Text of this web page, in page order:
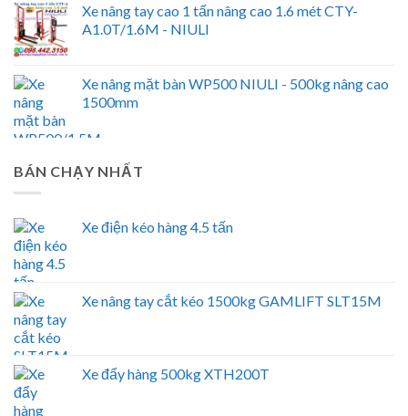
Xe nâng tay cao 1 tấn nâng cao 1.6 mét CTY-
A1.0T/1.6M - NIULI
Xe nâng mặt bàn WP500 NIULI - 500kg nâng cao
1500mm
BÁN CHẠY NHẤT
Xe điện kéo hàng 4.5 tấn
Xe nâng tay cắt kéo 1500kg GAMLIFT SLT15M
Xe đẩy hàng 500kg XTH200T